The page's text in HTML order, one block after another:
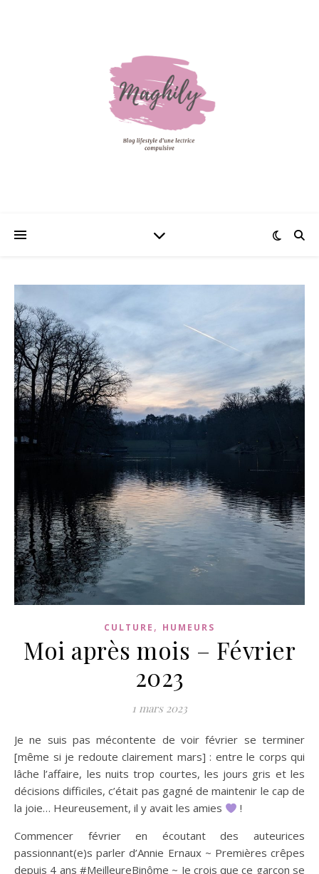
CULTURE , HUMEURS
Moi après mois – Février
2023
1 mars 2023
Je ne suis pas mécontente de voir février se terminer
[même si je redoute clairement mars] : entre le corps qui
lâche l’affaire, les nuits trop courtes, les jours gris et les
décisions difficiles, c’était pas gagné de maintenir le cap de
la joie… Heureusement, il y avait les amies
!
Commencer février en écoutant des auteurices
passionnant(e)s parler d’Annie Ernaux ~ Premières crêpes
depuis 4 ans #MeilleureBinôme ~ Je crois que ce garçon se